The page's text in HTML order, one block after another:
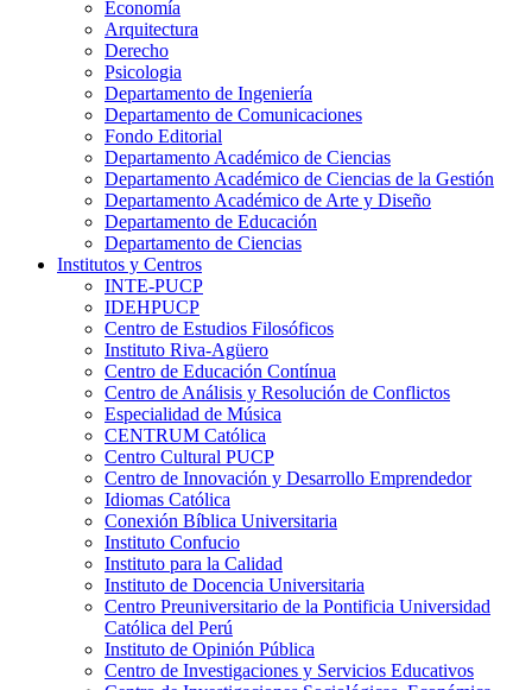
Economía
Arquitectura
Derecho
Psicologia
Departamento de Ingeniería
Departamento de Comunicaciones
Fondo Editorial
Departamento Académico de Ciencias
Departamento Académico de Ciencias de la Gestión
Departamento Académico de Arte y Diseño
Departamento de Educación
Departamento de Ciencias
Institutos y Centros
INTE-PUCP
IDEHPUCP
Centro de Estudios Filosóficos
Instituto Riva-Agüero
Centro de Educación Contínua
Centro de Análisis y Resolución de Conflictos
Especialidad de Música
CENTRUM Católica
Centro Cultural PUCP
Centro de Innovación y Desarrollo Emprendedor
Idiomas Católica
Conexión Bíblica Universitaria
Instituto Confucio
Instituto para la Calidad
Instituto de Docencia Universitaria
Centro Preuniversitario de la Pontificia Universidad
Católica del Perú
Instituto de Opinión Pública
Centro de Investigaciones y Servicios Educativos